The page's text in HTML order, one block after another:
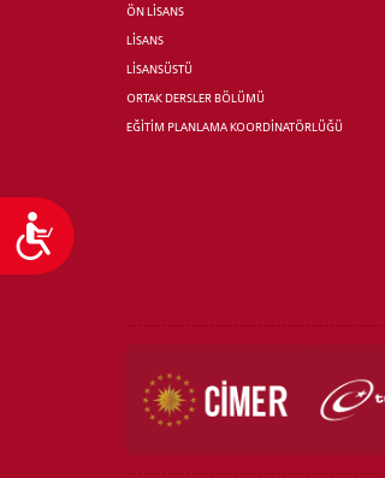
Ulaşılabilirlik
ÖN LİSANS
LİSANS
LİSANSÜSTÜ
ORTAK DERSLER BÖLÜMÜ
EĞİTİM PLANLAMA KOORDİNATÖRLÜĞÜ